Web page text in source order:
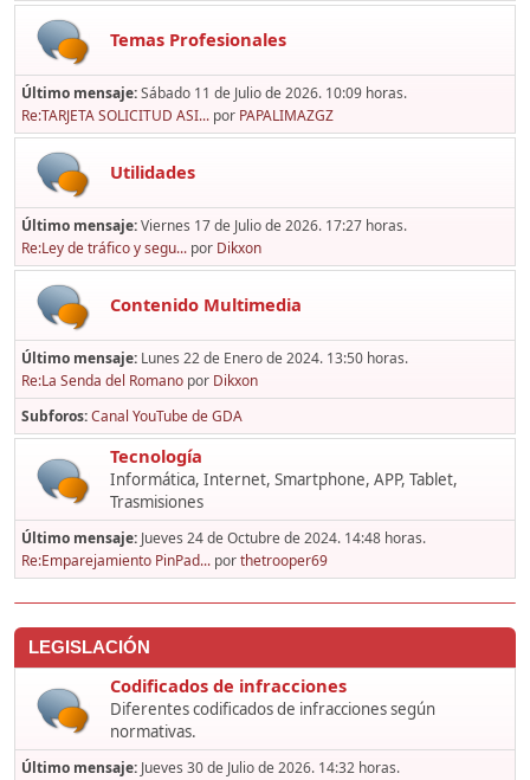
Temas Profesionales
Último mensaje:Sábado 11 de Julio de 2026. 10:09 horas.
Re:TARJETA SOLICITUD ASI... por PAPALIMAZGZ
Utilidades
Último mensaje:Viernes 17 de Julio de 2026. 17:27 horas.
Re:Ley de tráfico y segu... por Dikxon
Contenido Multimedia
Último mensaje: Lunes 22 de Enero de 2024. 13:50 horas.
Re:La Senda del Romano por Dikxon
Subforos Canal YouTube de GDA
Tecnología
Informática, Internet, Smartphone, APP, Tablet,
Trasmisiones
Último mensaje: Jueves 24 de Octubre de 2024. 14:48 horas.
Re:Emparejamiento PinPad... porthetrooper69
LEGISLACIÓN
Codificados de infracciones
Diferentes codificados de infracciones según
normativas.
Último mensaje: Jueves 30 de Julio de 2026. 14:32 horas.